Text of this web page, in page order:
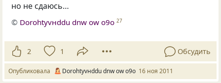
но не сдаюсь…
© Dorohtyvнddu dnw оw о9о 27
2 1 Обсудить
Опубликовала Dorohtyvнddu dnw оw о9о 16 ноя 2011